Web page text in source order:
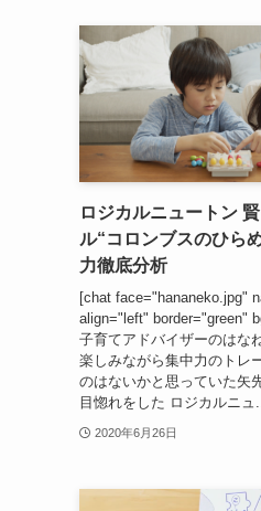
ロジカルニュートン
ル“コロンブスのひら
力徹底分析
[chat face="hananeko.jpg"
align="left" border="green"
子育てアドバイザーのはな
楽しみながら集中力のトレ
のはないかと思っていた矢
目惚れをした ロジカルニュ...
2020年6月26日